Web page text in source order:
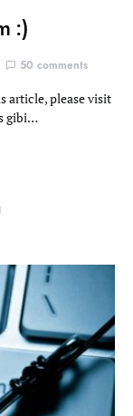
:)
50 comments
article, please visit
gibi…